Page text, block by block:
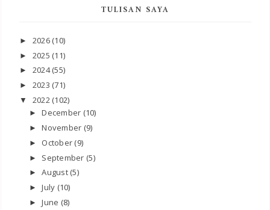
TULISAN SAYA
► 2026 (10)
► 2025 (11)
► 2024(55)
► 2023 (71)
▼ 2022 (102)
►December (10)
►November (9)
► October (9)
► September (5)
►August (5)
►July (10)
►June (8)